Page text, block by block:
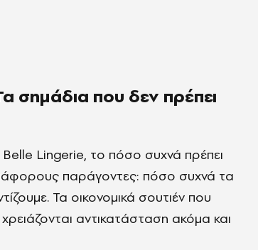
σημάδια που δεν πρέπει
Lingerie, το πόσο συχνά πρέπει
παράγοντες: πόσο συχνά τα
Τα οικονομικά σουτιέν που
αντικατάσταση ακόμα και